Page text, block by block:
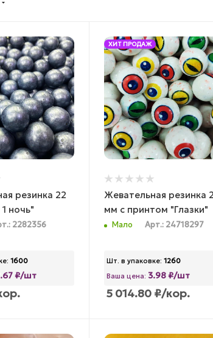
резинка 22
ночь"
2282356
1600
₽/шт
ХИТ ПРОДАЖ
Жевательная резинка
мм с принтом "Глазки"
Мало Арт.: 24718297
Шт. в упаковке: 1260
Ваша цена: 3.98 ₽/шт
5 014.80₽/кор.